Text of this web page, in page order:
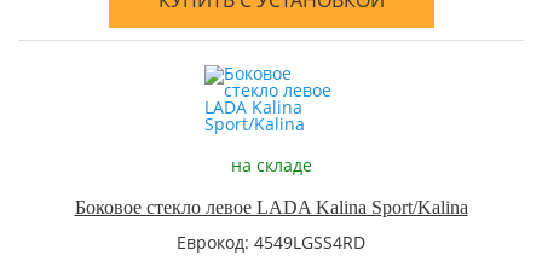
на складе
Боковое стекло левое LADA Kalina Sport/Kalina
Еврокод: 4549LGSS4RD